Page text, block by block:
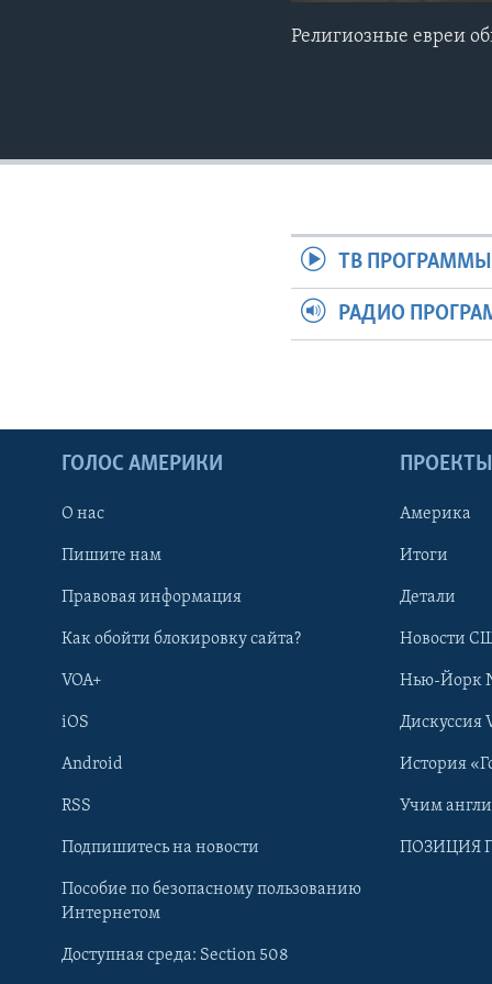
Learning English
Религиозные евреи
ТВ ПРОГРАММЫ
РАДИО
ГОЛОС АМЕРИКИ
О нас
Пишите нам
Правовая информация
Как обойти блокировку сайта?
VOA+
iOS
Android
RSS
Подпишитесь на новости
Пособие по безопасному пользованию
Интернетом
Доступная среда: Section 508
ПРОЕКТЫ
Америка
Итоги
Детали
Новости
Нью-Йорк
Дискуссия
История
Учим
ПОЗИЦИЯ